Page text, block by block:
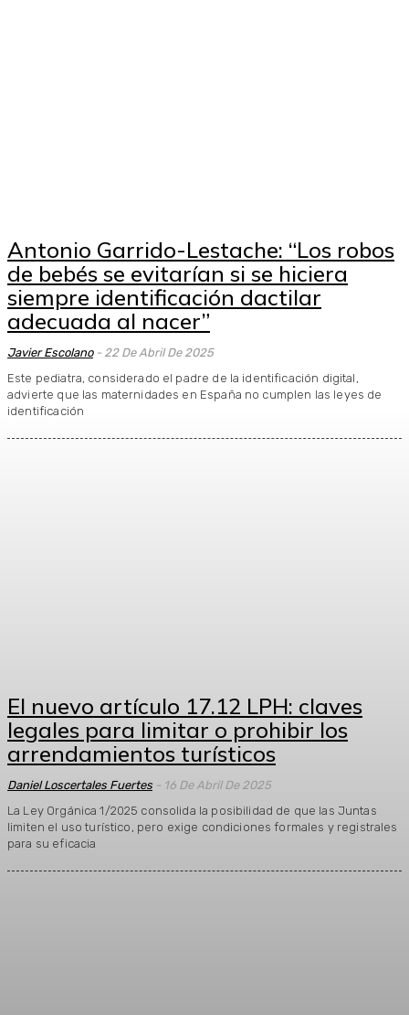
Antonio Garrido-Lestache: “Los robos
de bebés se evitarían si se hiciera
siempre identificación dactilar
adecuada al nacer”
Javier Escolano - 22 De Abril De 2025
Este pediatra, considerado el padre de la identificación digital,
advierte que las maternidades en España no cumplen las leyes de
identificación
El nuevo artículo 17.12 LPH: claves
legales para limitar o prohibir los
arrendamientos turísticos
Daniel Loscertales Fuertes - 16 De Abril De 2025
La Ley Orgánica 1/2025 consolida la posibilidad de que las Juntas
limiten el uso turístico, pero exige condiciones formales y registrales
para su eficacia